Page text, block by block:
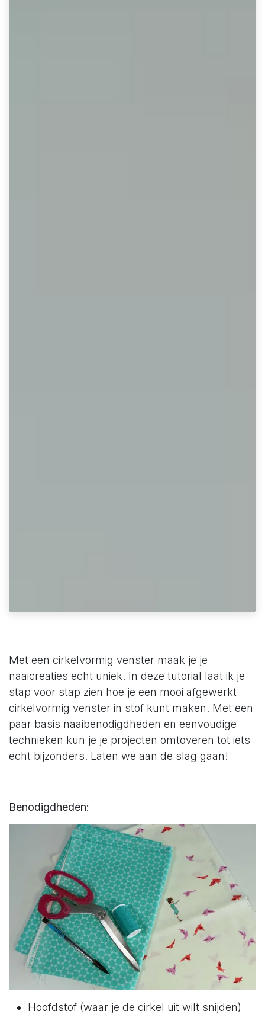
Met een cirkelvormig venster maak je je
naaicreaties echt uniek. In deze tutorial laat ik je
stap voor stap zien hoe je een mooi afgewerkt
cirkelvormig venster in stof kunt maken. Met een
paar basis naaibenodigdheden en eenvoudige
technieken kun je je projecten omtoveren tot iets
echt bijzonders. Laten we aan de slag gaan!
Benodigdheden:
Hoofdstof (waar je de cirkel uit wilt snijden)